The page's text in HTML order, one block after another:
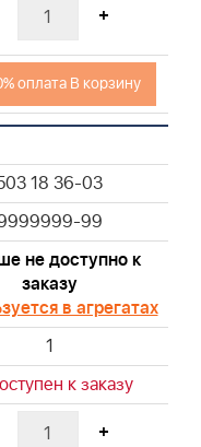
+
оплата В корзину
18 36-03
99
не доступно к
заказу
в агрегатах
1
к заказу
+